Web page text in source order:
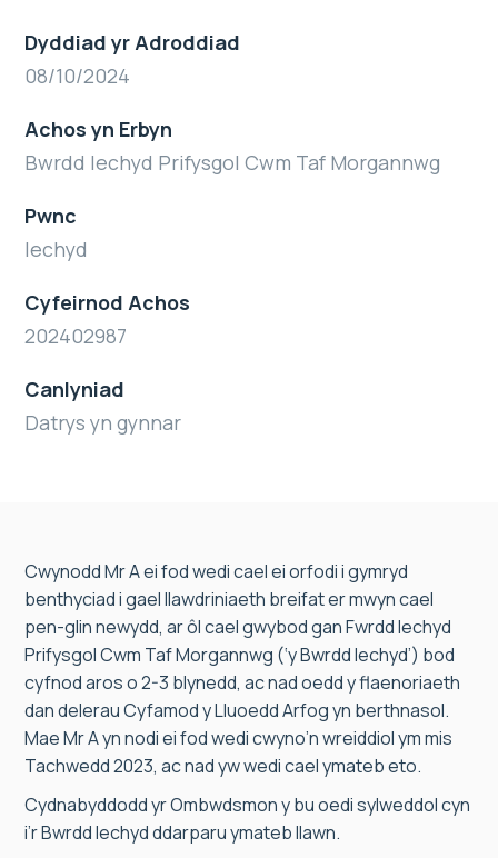
Dyddiad yr Adroddiad
08/10/2024
Achos yn Erbyn
Bwrdd Iechyd Prifysgol Cwm Taf Morgannwg
Pwnc
Iechyd
Cyfeirnod Achos
202402987
Canlyniad
Datrys yn gynnar
Cwynodd Mr A ei fod wedi cael ei orfodi i gymryd
benthyciad i gael llawdriniaeth breifat er mwyn cael
pen-glin newydd, ar ôl cael gwybod gan Fwrdd Iechyd
Prifysgol Cwm Taf Morgannwg (‘y Bwrdd Iechyd’) bod
cyfnod aros o 2-3 blynedd, ac nad oedd y flaenoriaeth
dan delerau Cyfamod y Lluoedd Arfog yn berthnasol.
Mae Mr A yn nodi ei fod wedi cwyno’n wreiddiol ym mis
Tachwedd 2023, ac nad yw wedi cael ymateb eto.
Cydnabyddodd yr Ombwdsmon y bu oedi sylweddol cyn
i’r Bwrdd Iechyd ddarparu ymateb llawn.